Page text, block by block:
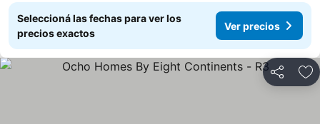
Seleccioná las fechas para ver los
precios exactos
Ver precios
Compartir